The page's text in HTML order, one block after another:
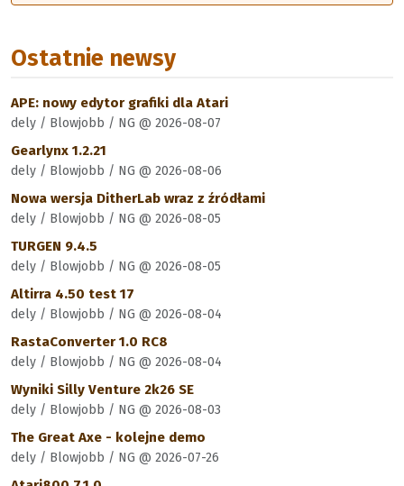
Ostatnie newsy
APE: nowy edytor grafiki dla Atari
dely / Blowjobb / NG @ 2026-08-07
Gearlynx 1.2.21
dely / Blowjobb / NG @ 2026-08-06
Nowa wersja DitherLab wraz z źródłami
dely / Blowjobb / NG @ 2026-08-05
TURGEN 9.4.5
dely / Blowjobb / NG @ 2026-08-05
Altirra 4.50 test 17
dely / Blowjobb / NG @ 2026-08-04
RastaConverter 1.0 RC8
dely / Blowjobb / NG @ 2026-08-04
Wyniki Silly Venture 2k26 SE
dely / Blowjobb / NG @ 2026-08-03
The Great Axe - kolejne demo
dely / Blowjobb / NG @ 2026-07-26